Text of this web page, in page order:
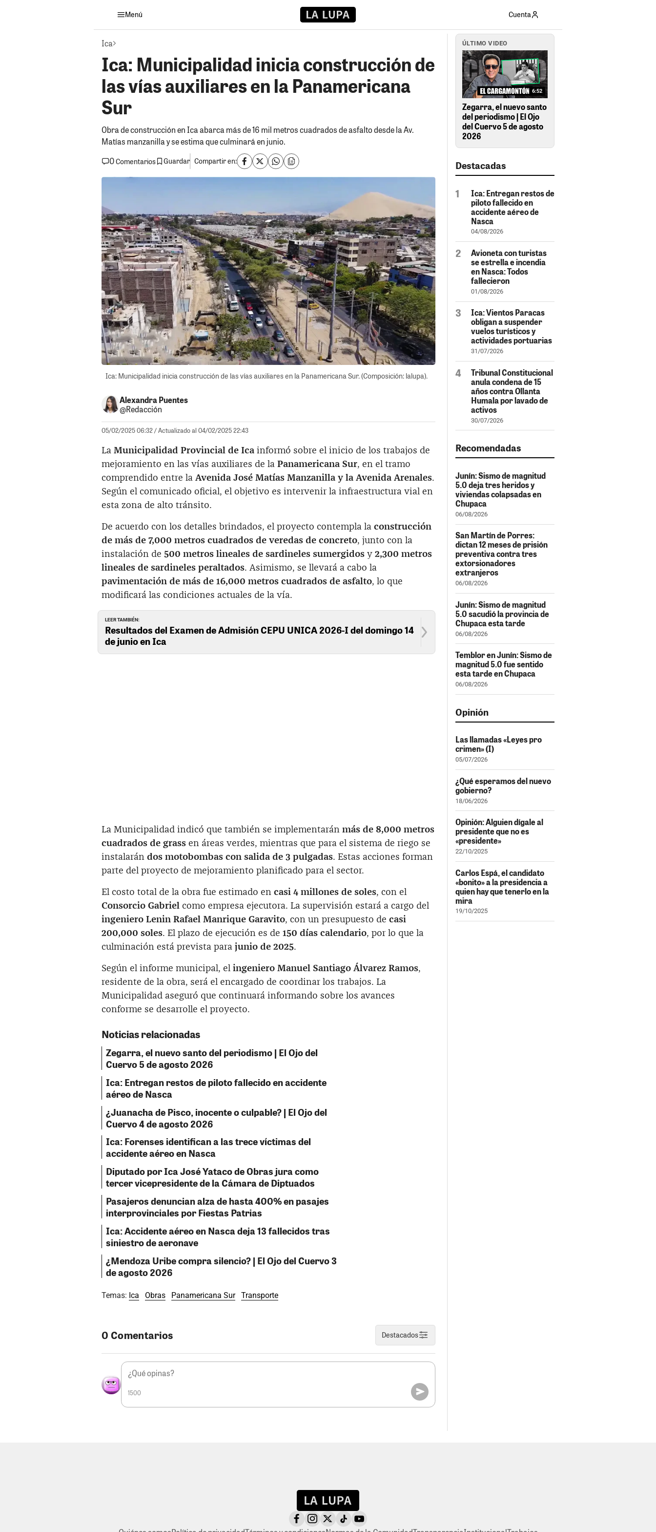
Menú Cuenta
Ica
Ica: Municipalidad inicia construcción de
las vías auxiliares en la Panamericana
Sur
Obra de construcción en Ica abarca más de 16 mil metros cuadrados de asfalto desde la Av.
Matías manzanilla y se estima que culminará en junio.
0Comentarios Guardar Compartir en:
Ica: Municipalidad inicia construcción de las vías auxiliares en la Panamericana Sur. (Composición: lalupa).
Alexandra Puentes
@Redacción
05/02/2025 06:32/ Actualizado al 04/02/2025 22:43
La Municipalidad Provincial de Ica informó sobre el inicio de los trabajos de
mejoramiento en las vías auxiliares de la Panamericana Sur, en el tramo
comprendido entre la Avenida José Matías Manzanilla y la Avenida Arenales.
Según el comunicado oficial, el objetivo es intervenir la infraestructura vial en
esta zona de alto tránsito.
De acuerdo con los detalles brindados, el proyecto contempla la construcción
de más de 7,000 metros cuadrados de veredas de concreto, junto con la
instalación de 500 metros lineales de sardineles sumergidos y 2,300 metros
lineales de sardineles peraltados. Asimismo, se llevará a cabo la
pavimentación de más de 16,000 metros cuadrados de asfalto, lo que
modificará las condiciones actuales de la vía.
LEER TAMBIÉN:
Resultados del Examen de Admisión CEPU UNICA 2026-I del domingo 14
de junio en Ica
La Municipalidad indicó que también se implementarán más de 8,000 metros
cuadrados de grass en áreas verdes, mientras que para el sistema de riego se
instalarán dos motobombas con salida de 3 pulgadas. Estas acciones forman
parte del proyecto de mejoramiento planificado para el sector.
El costo total de la obra fue estimado en casi 4 millones de soles, con el
Consorcio Gabriel como empresa ejecutora. La supervisión estará a cargo del
ingeniero Lenin Rafael Manrique Garavito, con un presupuesto de casi
200,000 soles. El plazo de ejecución es de 150 días calendario, por lo que la
culminación está prevista para junio de 2025.
Según el informe municipal, el ingeniero Manuel Santiago Álvarez Ramos,
residente de la obra, será el encargado de coordinar los trabajos. La
Municipalidad aseguró que continuará informando sobre los avances
conforme se desarrolle el proyecto.
Noticias relacionadas
Zegarra, el nuevo santo del periodismo | El Ojo del
Cuervo 5 de agosto 2026
Ica: Entregan restos de piloto fallecido en accidente
aéreo de Nasca
¿Juanacha de Pisco, inocente o culpable? | El Ojo del
Cuervo 4 de agosto 2026
Ica: Forenses identifican a las trece víctimas del
accidente aéreo en Nasca
Diputado por Ica José Yataco de Obras jura como
tercer vicepresidente de la Cámara de Diptuados
Pasajeros denuncian alza de hasta 400% en pasajes
interprovinciales por Fiestas Patrias
Ica: Accidente aéreo en Nasca deja 13 fallecidos tras
siniestro de aeronave
¿Mendoza Uribe compra silencio? | El Ojo del Cuervo 3
de agosto 2026
Temas: Ica Obras Panamericana Sur Transporte
0 Comentarios Destacados
1500
ÚLTIMO VIDEO
6:52
Zegarra, el nuevo santo
del periodismo | El Ojo
del Cuervo 5 de agosto
2026
Destacadas
Ica: Entregan restos de
piloto fallecido en
accidente aéreo de
Nasca
04/08/2026
Avioneta con turistas
se estrella e incendia
en Nasca: Todos
fallecieron
01/08/2026
Ica: Vientos Paracas
obligan a suspender
vuelos turísticos y
actividades portuarias
31/07/2026
Tribunal Constitucional
anula condena de 15
años contra Ollanta
Humala por lavado de
activos
30/07/2026
Recomendadas
Junín: Sismo de magnitud
5.0 deja tres heridos y
viviendas colapsadas en
Chupaca
06/08/2026
San Martín de Porres:
dictan 12 meses de prisión
preventiva contra tres
extorsionadores
extranjeros
06/08/2026
Junín: Sismo de magnitud
5.0 sacudió la provincia de
Chupaca esta tarde
06/08/2026
Temblor en Junín: Sismo de
magnitud 5.0 fue sentido
esta tarde en Chupaca
06/08/2026
Opinión
Las llamadas «Leyes pro
crimen» (I)
05/07/2026
¿Qué esperamos del nuevo
gobierno?
18/06/2026
Opinión: Alguien dígale al
presidente que no es
«presidente»
22/10/2025
Carlos Espá, el candidato
«bonito» a la presidencia a
quien hay que tenerlo en la
mira
19/10/2025